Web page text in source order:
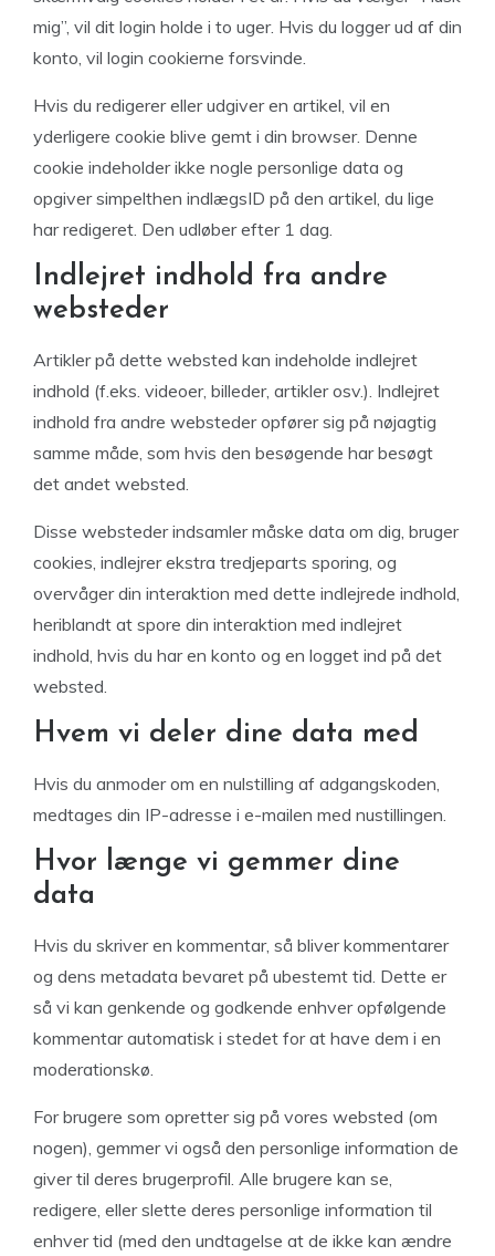
mig”, vil dit login holde i to uger. Hvis du logger ud af din
konto, vil login cookierne forsvinde.
Hvis du redigerer eller udgiver en artikel, vil en
yderligere cookie blive gemt i din browser. Denne
cookie indeholder ikke nogle personlige data og
opgiver simpelthen indlægsID på den artikel, du lige
har redigeret. Den udløber efter 1 dag.
Indlejret indhold fra andre
websteder
Artikler på dette websted kan indeholde indlejret
indhold (f.eks. videoer, billeder, artikler osv.). Indlejret
indhold fra andre websteder opfører sig på nøjagtig
samme måde, som hvis den besøgende har besøgt
det andet websted.
Disse websteder indsamler måske data om dig, bruger
cookies, indlejrer ekstra tredjeparts sporing, og
overvåger din interaktion med dette indlejrede indhold,
heriblandt at spore din interaktion med indlejret
indhold, hvis du har en konto og en logget ind på det
websted.
Hvem vi deler dine data med
Hvis du anmoder om en nulstilling af adgangskoden,
medtages din IP-adresse i e-mailen med nustillingen.
Hvor længe vi gemmer dine
data
Hvis du skriver en kommentar, så bliver kommentarer
og dens metadata bevaret på ubestemt tid. Dette er
så vi kan genkende og godkende enhver opfølgende
kommentar automatisk i stedet for at have dem i en
moderationskø.
For brugere som opretter sig på vores websted (om
nogen), gemmer vi også den personlige information de
giver til deres brugerprofil. Alle brugere kan se,
redigere, eller slette deres personlige information til
enhver tid (med den undtagelse at de ikke kan ændre